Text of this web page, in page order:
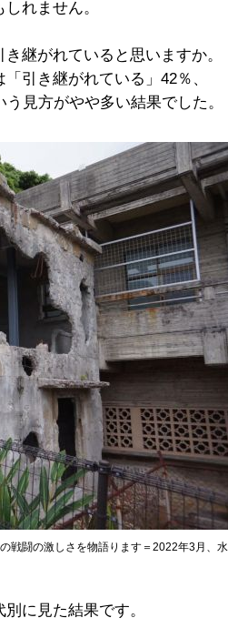
れません。
継がれていると思いますか。
引き継がれている」42％、
見方がやや多い結果でした。
戦闘の激しさを物語ります＝2022年3月、水
に見た結果です。